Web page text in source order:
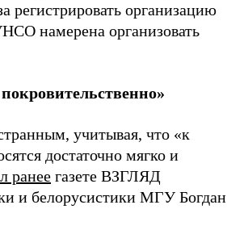
регистрировать организацию
намерена организовать
учитывая, что «к
достаточно мягко и
ранее газете ВЗГЛЯД
и белорусистики МГУ Богдан